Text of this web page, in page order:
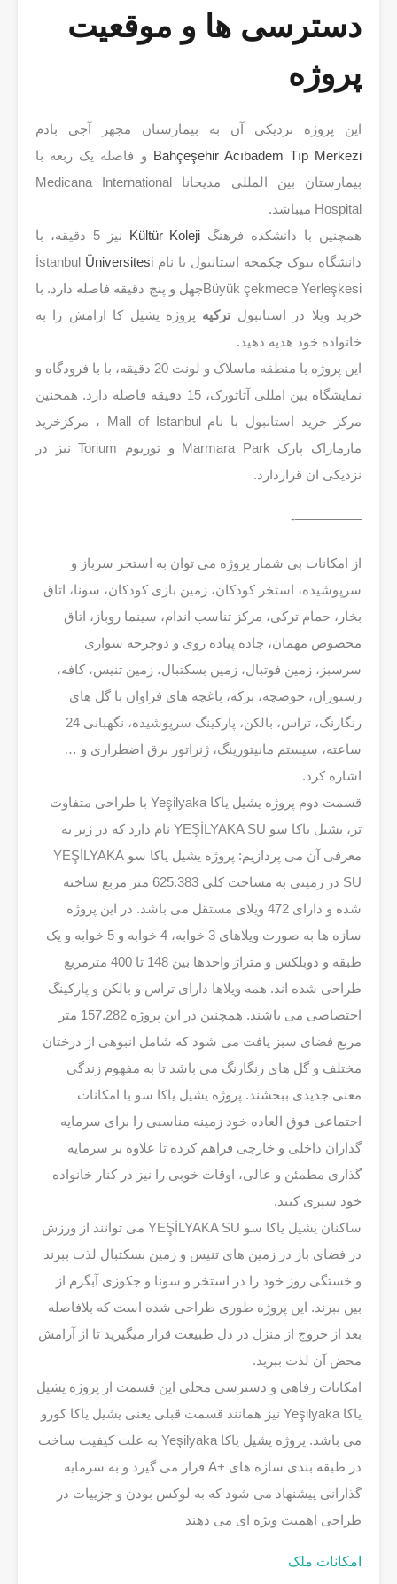
دسترسی ها و موقعیت
پروژه
این پروژه نزدیکی آن به بیمارستان مجهز آجی بادم
Bahçeşehir Acıbadem Tıp Merkezi و فاصله یک ربعه با
بیمارستان بین المللی مدیجانا Medicana International
Hospital میباشد.
همچنین با دانشکده فرهنگ Kültür Koleji
نیز 5 دقیقه، با
دانشگاه بیوک چکمجه استانبول با نام İstanbul Üniversitesi
Büyük çekmece Yerleşkesiچهل و پنج دقیقه فاصله دارد. با
خرید ویلا در استانبولترکیه پروژه یشیل کا ارامش را به
خانواده خود هدیه دهید.
این پروژه با منطقه ماسلاک و لونت 20 دقیقه، با با فرودگاه و
نمایشگاه بین امللی آتاتورک، 15 دقیقه فاصله دارد. همچنین
مرکز خرید استانبول با نام Mall of İstanbul ، مرکزخرید
مارماراک پارک Marmara Park و توریوم Torium نیز در
نزدیکی ان قراردارد.
—————-
‎از امکانات بی شمار پروژه می توان به استخر سرباز و
سرپوشیده، استخر کودکان، زمین بازی کودکان، سونا، اتاق
بخار، حمام ترکی، مرکز تناسب اندام، سینما روباز، اتاق
مخصوص مهمان، جاده پیاده روی و دوچرخه سواری
سرسبز، زمین فوتبال، زمین بسکتبال، زمین تنیس، کافه،
رستوران، حوضچه، برکه، باغچه های فراوان با گل های
رنگارنگ، تراس، بالکن، پارکینگ سرپوشیده، نگهبانی 24
ساعته، سیستم مانیتورینگ، ژنراتور برق اضطراری و …
اشاره کرد.
‎قسمت دوم پروژه یشیل یاکا Yeşilyaka با طراحی متفاوت
تر، یشیل یاکا سو YEŞİLYAKA SU نام دارد که در زیر به
معرفی آن می پردازیم: پروژه یشیل یاکا سو YEŞİLYAKA
SU در زمینی به مساحت کلی 625.383 متر مربع ساخته
شده و دارای 472 ویلای مستقل می باشد. در این پروژه
سازه ها به صورت ویلاهای 3 خوابه، 4 خوابه و 5 خوابه و یک
طبقه و دوبلکس و متراژ واحدها بین 148 تا 400 مترمربع
طراحی شده اند. همه ویلاها دارای تراس و بالکن و پارکینگ
اختصاصی می باشند. همچنین در این پروژه 157.282 متر
مربع فضای سبز یافت می شود که شامل انبوهی از درختان
مختلف و گل های رنگارنگ می باشد تا به مفهوم زندگی
معنی جدیدی ببخشند. پروژه یشیل یاکا سو با امکانات
اجتماعی فوق العاده خود زمینه مناسبی را برای سرمایه
گذاران داخلی و خارجی فراهم کرده تا علاوه بر سرمایه
گذاری مطمئن و عالی، اوقات خوبی را نیز در کنار خانواده
خود سپری کنند.
‎ساکنان یشیل یاکا سو YEŞİLYAKA SU می توانند از ورزش
در فضای باز در زمین های تنیس و زمین بسکتبال لذت ببرند
و خستگی روز خود را در استخر و سونا و جکوزی آبگرم از
بین ببرند. این پروژه طوری طراحی شده است که بلافاصله
بعد از خروج از منزل در دل طبیعت قرار میگیرید تا از آرامش
محض آن لذت ببرید.
‎امکانات رفاهی و دسترسی محلی این قسمت از پروژه یشیل
یاکا Yeşilyaka نیز همانند قسمت قبلی یعنی یشیل یاکا کورو
می باشد. پروژه یشیل یاکا Yeşilyaka به علت کیفیت ساخت
در طبقه بندی سازه های +A قرار می گیرد و به سرمایه
گذارانی پیشنهاد می شود که به لوکس بودن و جزییات در
طراحی اهمیت ویژه ای می دهند
امکانات ملک